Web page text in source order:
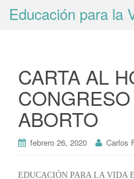
Educación para la
CARTA AL
ABORTO
febrero 26, 2020 Carlos
EDUCACIÓN PARA LA VIDA